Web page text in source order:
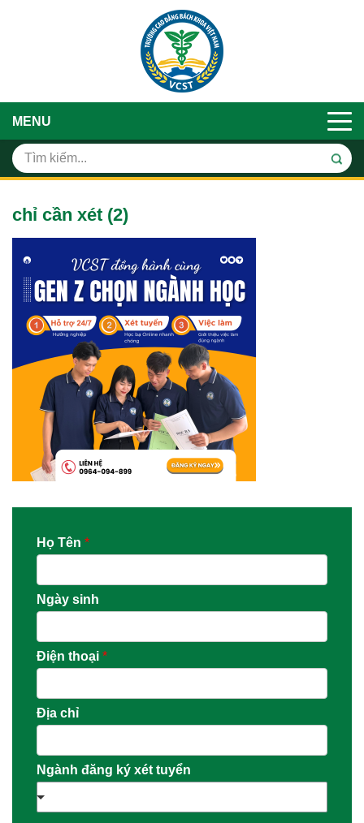
MENU
chỉ cần xét (2)
Họ Tên *
Ngày sinh
Điện thoại *
Địa chỉ
Ngành đăng ký xét tuyển